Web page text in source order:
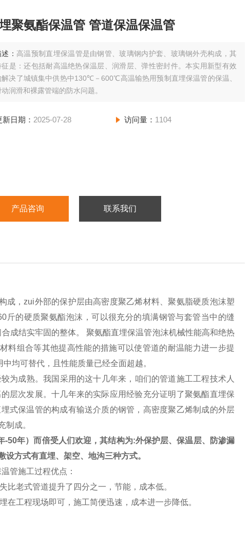
直埋聚氨酯保温管 管道保温保温管
： 高温预制直埋保温管是由钢管、玻璃钢内护套、玻璃钢外壳构成，其
征是：还包括耐高温绝热保温层、润滑层、弹性密封件。本实用新型有效
解决了城镇集中供热中130℃－600℃高温输热用预制直埋保温管的保温、
润滑和裸露管端的防水问题。
新日期： 2025-07-28 访问量： 1104
产品咨询 联系我们
成，zui外部的保护层由高密度聚乙烯材料、聚氨脂硬质泡沫塑
斤的硬质聚氨酯泡沫，可以很充分的填满钢管与套管当中的缝
成结实牢固的整体。
聚氨酯直埋保温管泡沫机械性能高和绝热
料组合等其他提高性能的措施可以使管道的耐温能力进一步提
均可替代，且性能质量已经全面超越。
为成熟。我国采用的这十几年来，咱们的管道施工工程技术人
层次发展。十几年来的实际应用经验充分证明了聚氨酯直埋保
式保温管的构成有输送介质的钢管，高密度聚乙烯制成的外层
制成。
-50年）而倍受人们欢迎，其结构为:外保护层、保温层、防渗漏
设方式有直埋、架空、地沟三种方式。
管施工过程优点：
失比老式管道提升了四分之一，节能，成本低。
在工程现场即可，施工简便迅速，成本进一步降低。